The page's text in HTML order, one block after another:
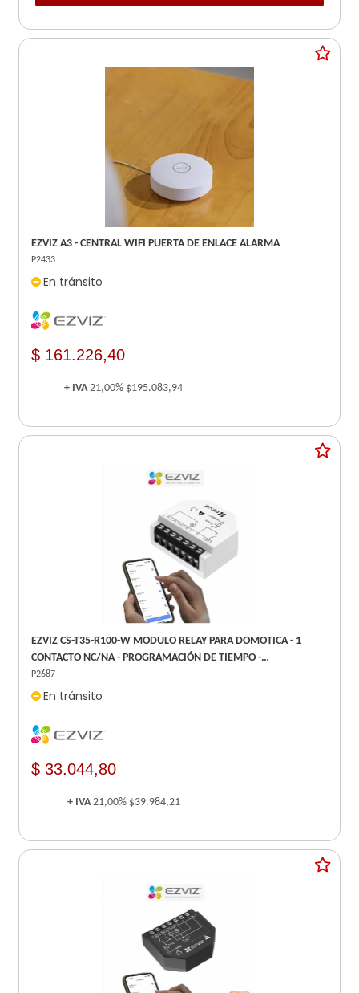
EZVIZ A3 - CENTRAL WIFI PUERTA DE ENLACE ALARMA
P2433
En tránsito
$ 161.226,40
+ IVA21,00% $195.083,94
EZVIZ CS-T35-R100-W MODULO RELAY PARA DOMOTICA - 1
CONTACTO NC/NA - PROGRAMACIÓN DE TIEMPO -
INTEGRACIÓN INTELIGENTE GOOGLE ASSISTANT Y AMAZON
ALEXA
P2687
En tránsito
$ 33.044,80
+ IVA21,00% $39.984,21